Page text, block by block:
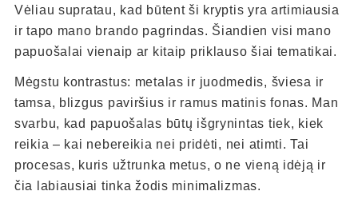
Vėliau supratau, kad būtent ši kryptis yra artimiausia
ir tapo mano brando pagrindas. Šiandien visi mano
papuošalai vienaip ar kitaip priklauso šiai tematikai.
Mėgstu kontrastus: metalas ir juodmedis, šviesa ir
tamsa, blizgus paviršius ir ramus matinis fonas. Man
svarbu, kad papuošalas būtų išgrynintas tiek, kiek
reikia – kai nebereikia nei pridėti, nei atimti. Tai
procesas, kuris užtrunka metus, o ne vieną idėją ir
čia labiausiai tinka žodis minimalizmas.